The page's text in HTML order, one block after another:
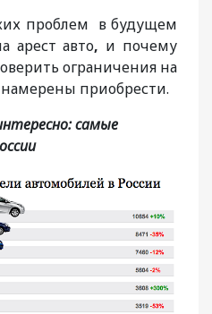
проблем в будущем
арест авто, и почему
ограничения на
приобрести.
самые